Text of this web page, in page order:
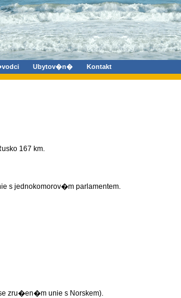
Ubytov�n� Kontakt
167 km.
jednokomorov�m parlamentem.
zru�en�m unie s Norskem).